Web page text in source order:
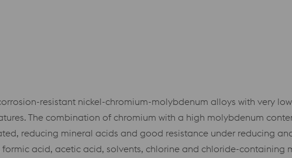
resistant nickel-chromium-molybdenum alloys with very
The combination of chromium with a high molybdenum
reducing mineral acids and good resistance under reducing
acid, acetic acid, solvents, chlorine and chloride-containing